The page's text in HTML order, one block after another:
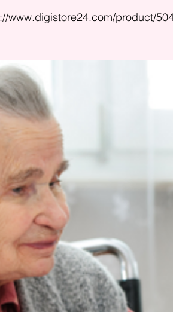
www.digistore24.com/product/